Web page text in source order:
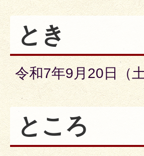
とき
令和7年9月20日（
ところ